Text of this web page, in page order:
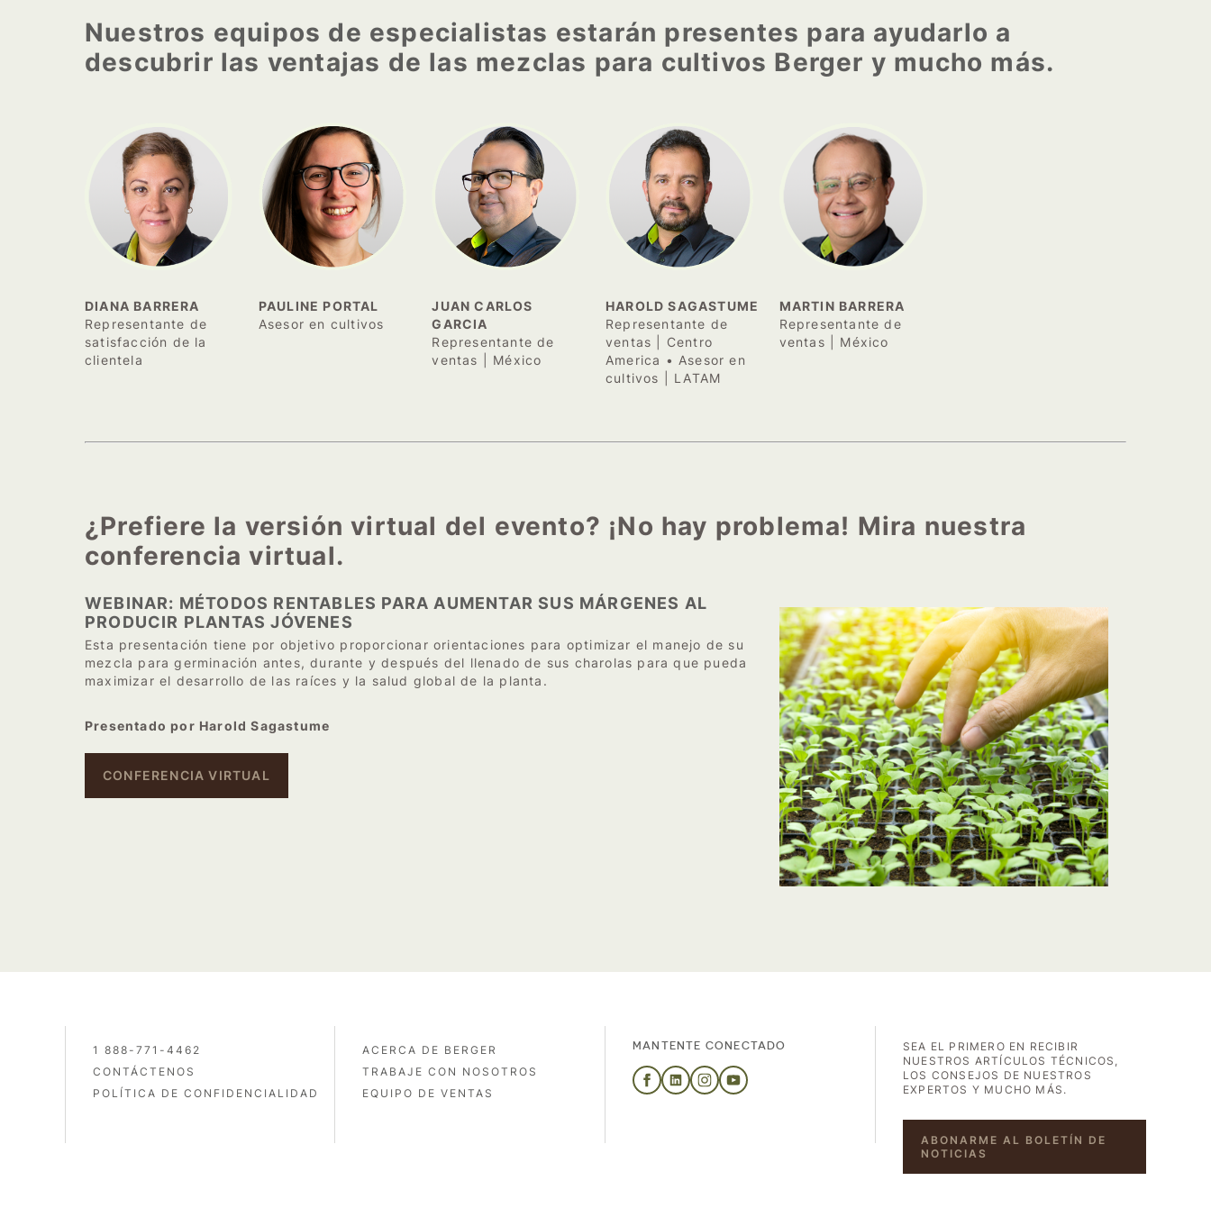
Nuestros equipos de especialistas estarán presentes para ayudarlo a
descubrir las ventajas de las mezclas para cultivos Berger y mucho más.
DIANA BARRERA
Representante de
satisfacción de la
clientela
PAULINE PORTAL
Asesor en cultivos
JUAN CARLOS
GARCIA
Representante de
ventas | México
HAROLD SAGASTUME
Representante de
ventas | Centro
America • Asesor en
cultivos | LATAM
MARTIN BARRERA
Representante de
ventas | México
¿Prefiere la versión virtual del evento? ¡No hay problema! Mira nuestra
conferencia virtual.
WEBINAR: MÉTODOS RENTABLES PARA AUMENTAR SUS MÁRGENES AL
PRODUCIR PLANTAS JÓVENES
Esta presentación tiene por objetivo proporcionar orientaciones para optimizar el manejo de su
mezcla para germinación antes, durante y después del llenado de sus charolas para que pueda
maximizar el desarrollo de las raíces y la salud global de la planta.
Presentado por Harold Sagastume
CONFERENCIA VIRTUAL
1 888-771-4462
CONTÁCTENOS
POLÍTICA DE CONFIDENCIALIDAD
ACERCA DE BERGER
TRABAJE CON NOSOTROS
EQUIPO DE VENTAS
MANTENTE CONECTADO
SEA EL PRIMERO EN RECIBIR
NUESTROS ARTÍCULOS TÉCNICOS,
LOS CONSEJOS DE NUESTROS
EXPERTOS Y MUCHO MÁS.
ABONARME AL BOLETÍN DE
NOTICIAS